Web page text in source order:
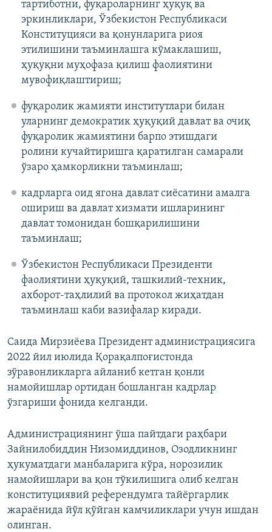
тартиботни, фуқароларнинг ҳуқуқ ва
эркинликлари, Ўзбекистон Республикаси
Конституцияси ва қонунларига риоя
этилишини таъминлашга кўмаклашиш,
ҳуқуқни муҳофаза қилиш фаолиятини
мувофиқлаштириш;
фуқаролик жамияти институтлари билан
уларнинг демократик ҳуқуқий давлат ва очиқ
фуқаролик жамиятини барпо этишдаги
ролини кучайтиришга қаратилган самарали
ўзаро ҳамкорликни таъминлаш;
кадрларга оид ягона давлат сиёсатини амалга
ошириш ва давлат хизмати ишларининг
давлат томонидан бошқарилишини
таъминлаш;
Ўзбекистон Республикаси Президенти
фаолиятини ҳуқуқий, ташкилий-техник,
ахборот-таҳлилий ва протокол жиҳатдан
таъминлаш каби вазифалар киради.
Саида Мирзиёева Президент администрациясига
2022 йил июлида Қорақалпоғистонда
зўравонликларга айланиб кетган қонли
намойишлар ортидан бошланган кадрлар
ўзгариши фонида келганди.
Администрациянинг ўша пайтдаги раҳбари
Зайнилобиддин Низомиддинов, Озодликнинг
ҳукуматдаги манбаларига кўра, норозилик
намойишлари ва қон тўкилишига олиб келган
конституциявий референдумга тайёргарлик
жараёнида йўл қўйган камчиликлари учун ишдан
олинган.